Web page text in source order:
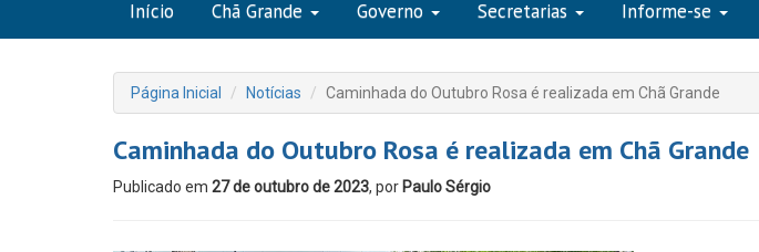
Início Chã Grande Governo Secretarias Informe-se
Página Inicial Notícias Caminhada do Outubro Rosa é realizada em Chã Grande
Caminhada do Outubro Rosa é realizada em Chã Grande
Publicado em 27 de outubro de 2023, por Paulo Sérgio